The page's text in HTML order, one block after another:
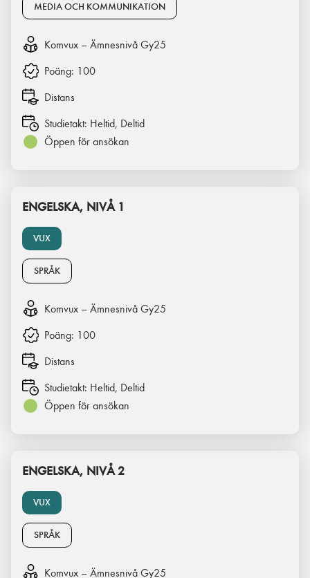
MEDIA OCH KOMMUNIKATION
Komvux – Ämnesnivå Gy25
Poäng: 100
Distans
Studietakt: Heltid, Deltid
Öppen för ansökan
VUX
ENGELSKA, NIVÅ 1
SPRÅK
Komvux – Ämnesnivå Gy25
Poäng: 100
Distans
Studietakt: Heltid, Deltid
Öppen för ansökan
VUX
ENGELSKA, NIVÅ 2
SPRÅK
Komvux – Ämnesnivå Gy25